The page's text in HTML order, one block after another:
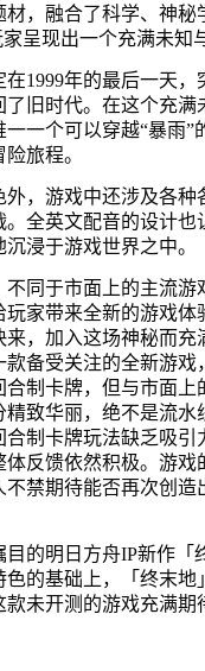
材，融合了科学、神秘
呈现出一个充满未知
1999年的最后一天，
了旧时代。在这个充满
一个可以穿越“暴雨”
旅程。
外，游戏中还涉及各种
全英文配音的设计也
浸于游戏世界之中。
不同于市面上的主流
玩家带来全新的游戏体
，加入这场神秘而充
款备受关注的全新游
合制卡牌，但与市面上
精致华丽，绝不是流水
合制卡牌玩法缺乏吸引
体反馈依然积极。游戏
禁期待能否再次创造
目的明日方舟IP新作「
色的基础上，「终末地
未开测的游戏充满期